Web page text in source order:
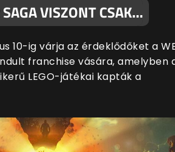
VISZONT CSAK…
10-ig várja az érdeklődőket a
franchise vására, amelyben
LEGO-játékai kapták a